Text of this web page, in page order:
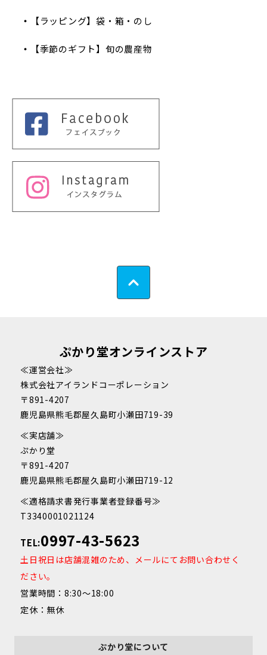
【ラッピング】袋・箱・のし
【季節のギフト】旬の農産物
ぷかり堂オンラインストア
≪運営会社≫
株式会社アイランドコーポレーション
〒891-4207
鹿児島県熊毛郡屋久島町小瀬田719-39
≪実店舗≫
ぷかり堂
〒891-4207
鹿児島県熊毛郡屋久島町小瀬田719-12
≪適格請求書発行事業者登録番号≫
T3340001021124
TEL:0997-43-5623
土日祝日は店舗混雑のため、メールにてお問い合わせく
ださい。
営業時間：8:30～18:00
定休：無休
ぷかり堂について